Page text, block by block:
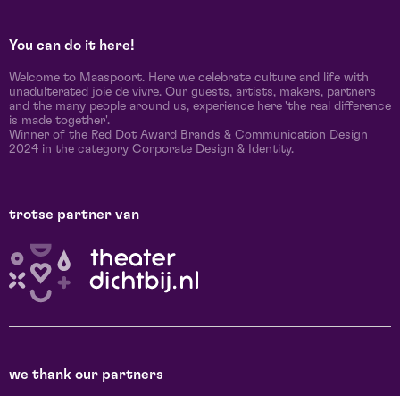
You can do it here!
Welcome to Maaspoort. Here we celebrate culture and life with
unadulterated joie de vivre. Our guests, artists, makers, partners
and the many people around us, experience here 'the real difference
is made together'.
Winner of the Red Dot Award Brands & Communication Design
2024 in the category Corporate Design & Identity.
trotse partner van
we thank our partners